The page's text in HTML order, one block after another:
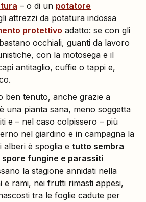
– o di un potatore
attrezzi da potatura indossa
protettivo adatto: se con gli
occhiali, guanti da lavoro
con la motosega e il
antitaglio, cuffie o tappi e,
ben tenuto, anche grazie a
una pianta sana, meno soggetta
e – nel caso colpissero – più
nel giardino e in campagna la
alberi è spoglia e tutto sembra
spore fungine e parassiti
la stagione annidati nella
rami, nei frutti rimasti appesi,
tra le foglie cadute per